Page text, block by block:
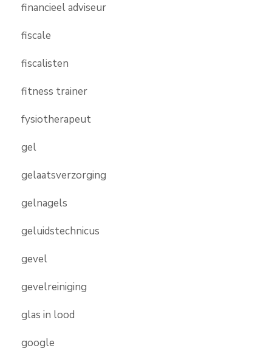
financieel adviseur
fiscale
fiscalisten
fitness trainer
fysiotherapeut
gel
gelaatsverzorging
gelnagels
geluidstechnicus
gevel
gevelreiniging
glas in lood
google